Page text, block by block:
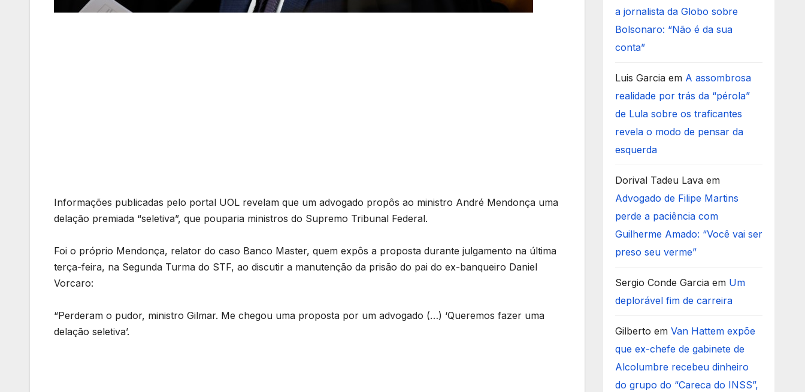
Informações publicadas pelo portal UOL revelam que um advogado propôs ao ministro André Mendonça uma
delação premiada “seletiva”, que pouparia ministros do Supremo Tribunal Federal.
Foi o próprio Mendonça, relator do caso Banco Master, quem expôs a proposta durante julgamento na última
terça-feira, na Segunda Turma do STF, ao discutir a manutenção da prisão do pai do ex-banqueiro Daniel
Vorcaro:
“Perderam o pudor, ministro Gilmar. Me chegou uma proposta por um advogado (…) ‘Queremos fazer uma
delação seletiva’.
a jornalista da Globo sobre
Bolsonaro: “Não é da sua
conta”
Luis Garciaem A assombrosa
realidade por trás da “pérola”
de Lula sobre os traficantes
revela o modo de pensar da
esquerda
Dorival Tadeu Lavaem
Advogado de Filipe Martins
perde a paciência com
Guilherme Amado: “Você vai ser
preso seu verme”
Sergio Conde Garciaem Um
deplorável fim de carreira
Gilberto em Van Hattem expõe
que ex-chefe de gabinete de
Alcolumbre recebeu dinheiro
do grupo do “Careca do INSS”,